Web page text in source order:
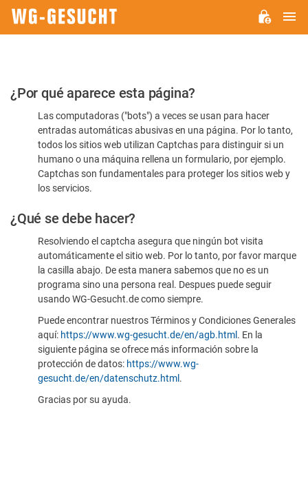
Por
favor,
confirme
humano
¿Por qué aparece esta página?
Las computadoras ("bots") a veces se usan para hacer
entradas automáticas abusivas en una página. Por lo tanto,
todos los sitios web utilizan Captchas para distinguir si un
humano o una máquina rellena un formulario, por ejemplo.
Captchas son fundamentales para proteger los sitios web y
los servicios.
¿Qué se debe hacer?
Resolviendo el captcha asegura que ningún bot visita
automáticamente el sitio web. Por lo tanto, por favor marque
la casilla abajo. De esta manera sabemos que no es un
programa sino una persona real. Despues puede seguir
usando WG-Gesucht.de como siempre.
Puede encontrar nuestros Términos y Condiciones Generales
aquí: https://www.wg-gesucht.de/en/agb.html . En la
siguiente página se ofrece más información sobre la
protección de datos: https://www.wg-
gesucht.de/en/datenschutz.html .
Gracias por su ayuda.